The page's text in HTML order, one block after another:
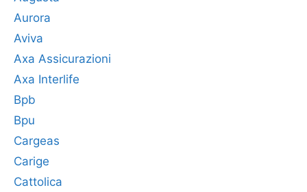
Aurora
Aviva
Axa Assicurazioni
Axa Interlife
Bpb
Bpu
Cargeas
Carige
Cattolica